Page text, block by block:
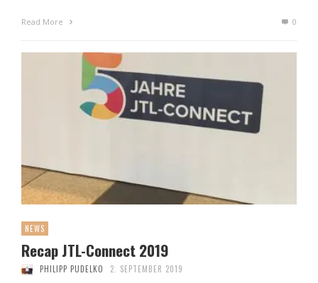
Read More 0
NEWS
Recap JTL-Connect 2019
PHILIPP PUDELKO 2. SEPTEMBER 2019